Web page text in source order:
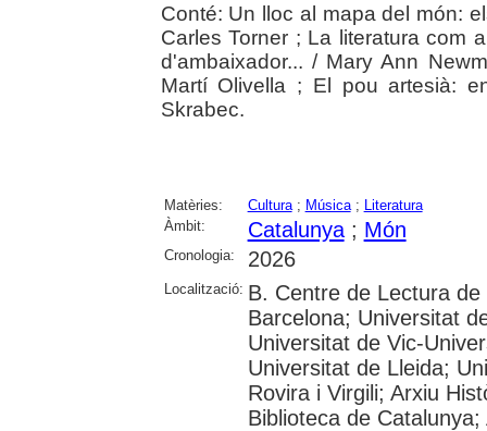
Conté: Un lloc al mapa del món:
Carles Torner ; La literatura com
d'ambaixador... / Mary Ann
Martí Olivella ; El pou artesià:
Skrabec.
Matèries: Cultura; Música;
Literatura
Àmbit:
Catalunya; Món
Cronologia: 2026
Localització: B. Centre de Lectura
Barcelona; Universitat
Universitat de Vic-
Universitat de Lleida;
Rovira i Virgili; Arxiu
Biblioteca de